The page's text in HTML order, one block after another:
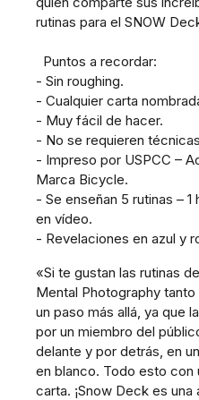
rutinas para el SNOW
Puntos a recordar:
- Sin roughing.
- Cualquier carta
- Muy fácil de hacer.
- No se requieren
- Impreso por USPCC –
Marca Bicycle.
- Se enseñan 5 rutinas –
en vídeo.
- Revelaciones en azul y
«Si te gustan las rutinas
Mental Photography
un paso más allá, ya que
por un miembro del
delante y por detrás, en
en blanco. Todo esto con
carta. ¡Snow Deck es una